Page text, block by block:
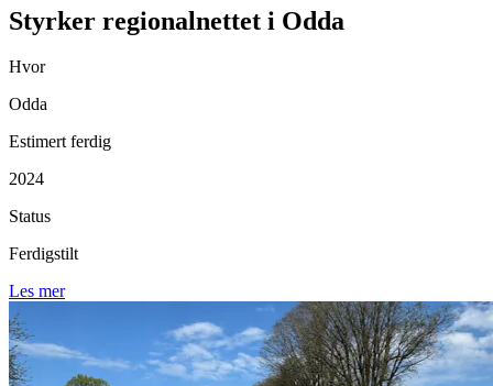
Styrker regionalnettet i Odda
Hvor
Odda
Estimert ferdig
2024
Status
Ferdigstilt
Les mer